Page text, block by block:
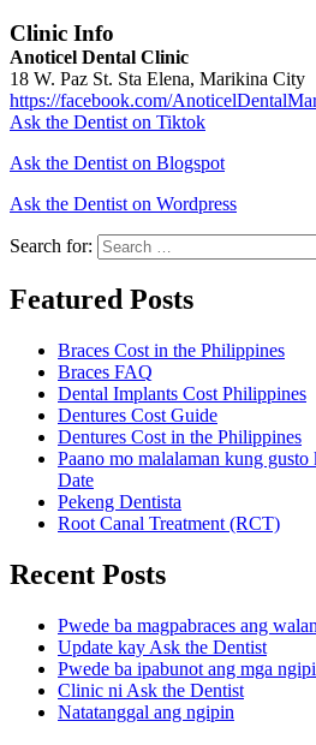
Clinic Info
Anoticel Dental Clinic
18 W. Paz St. Sta Elena, Marikina City
https://facebook.com/
Ask the Dentist on Tiktok
Ask the Dentist on Blogspot
Ask the Dentist on Wordpress
Search for:
Featured Posts
Braces Cost in the Philippines
Braces FAQ
Dental Implants Cost Philippines
Dentures Cost Guide
Dentures Cost in the Philippines
Paano mo malalaman kung
Date
Pekeng Dentista
Root Canal Treatment (RCT)
Recent Posts
Pwede ba magpabraces ang
Update kay Ask the Dentist
Pwede ba ipabunot ang mga
Clinic ni Ask the Dentist
Natatanggal ang ngipin